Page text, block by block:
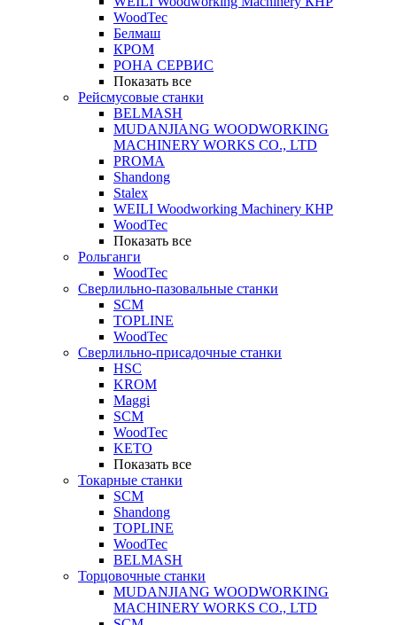
WoodTec
Белмаш
КРОМ
РОНА СЕРВИС
Показать все
Рейсмусовые станки
BELMASH
MUDANJIANG WOODWORKING
MACHINERY WORKS CO., LTD
PROMA
Shandong
Stalex
WEILI Woodworking Machinery КНР
WoodTec
Показать все
Рольганги
WoodTec
Сверлильно-пазовальные станки
SCM
TOPLINE
WoodTec
Сверлильно-присадочные станки
HSC
KROM
Maggi
SCM
WoodTec
KETO
Показать все
Токарные станки
SCM
Shandong
TOPLINE
WoodTec
BELMASH
Торцовочные станки
MUDANJIANG WOODWORKING
MACHINERY WORKS CO., LTD